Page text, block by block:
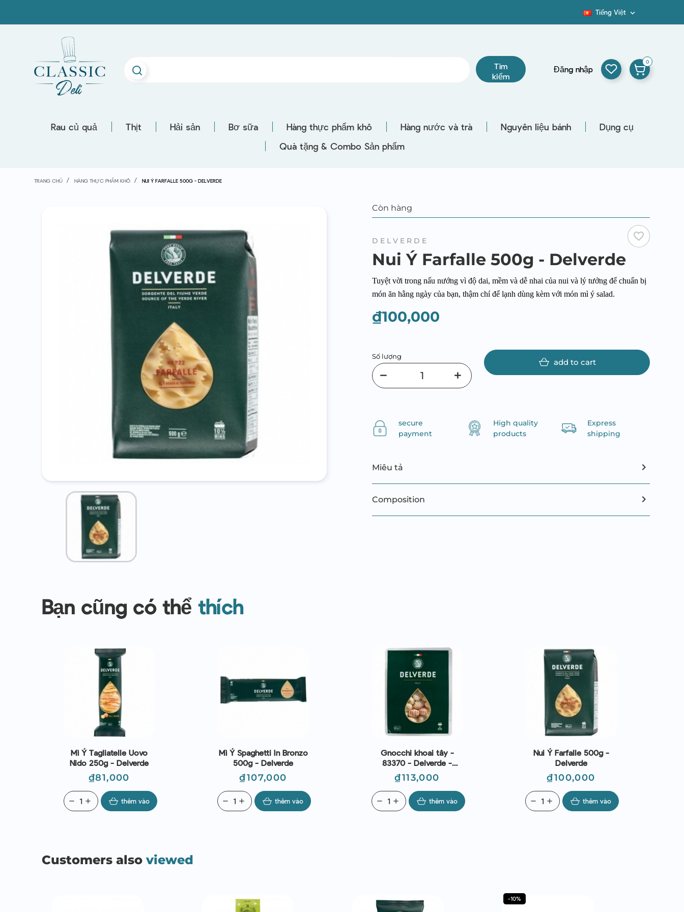
Tiếng Việt 
Tìm
kiếm
Đăng nhập
0
Rau củ quả Thịt Hải sản Bơ sữa Hàng thực phẩm khô Hàng nước và trà Nguyên liệu bánh
Dụng cụ
Quà tặng & Combo Sản phẩm
TRANG CHỦ HÀNG THỰC PHẨM KHÔ NUI Ý FARFALLE 500G - DELVERDE
Còn hàng
DELVERDE favorite_border
Nui Ý Farfalle 500g - Delverde
Tuyệt vời trong nấu nướng vì độ dai, mềm và dễ nhai của nui và lý tưởng để chuẩn bị
món ăn hằng ngày của bạn, thậm chí để lạnh dùng kèm với món mì ý salad.
₫100,000
Số lượng
add to cart
secure
payment
High quality
products
Express
shipping
Miêu tả
Composition
Bạn cũng có thể thích
Mì Ý Tagliatelle Uovo
Nido 250g - Delverde
Giá
₫81,000
add
remove thêm vào
Mì Ý Spaghetti In Bronzo
500g - Delverde
Giá
₫107,000
add
remove thêm vào
Gnocchi khoai tây -
83370 - Delverde -
Gnocchi Di Patate 500g
Giá
₫113,000
add
remove thêm vào
Nui Ý Farfalle 500g -
Delverde
Giá
₫100,000
add
remove thêm vào
Customers also viewed
-10%